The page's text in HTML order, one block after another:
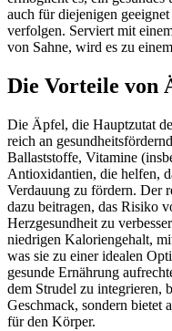
auch für diejenigen
verfolgen. Serviert mit
von Sahne, wird es zu
Die Vorteile von
Die Äpfel, die Hauptzutat
reich an
Ballaststoffe, Vitamine
Antioxidantien, die helfen,
Verdauung zu fördern. Der
dazu beitragen, das Risiko
Herzgesundheit zu
niedrigen Kaloriengehalt,
was sie zu einer idealen
gesunde Ernährung
dem Strudel zu integrieren,
Geschmack, sondern bietet
für den Körper.